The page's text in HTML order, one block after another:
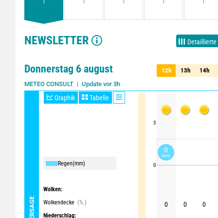
NEWSLETTER
Donnerstag 6 august
METEO CONSULT Update vor 3h
Graphik Tabelle
Regen(mm)
Wolken:
Wolkendecke (%.)
Niederschlag:
3
0
12h 13h 14h
12h 13h 14h
0 0 0
0
mm